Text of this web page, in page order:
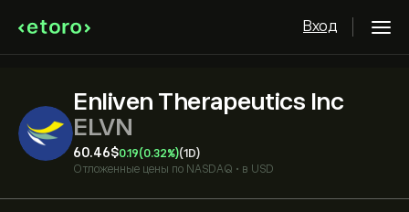
Вход
Enliven Therapeutics Inc
ELVN
60.46‎$‎0.19(0.32%)(1D)
Отложенные цены по NASDAQ • в USD